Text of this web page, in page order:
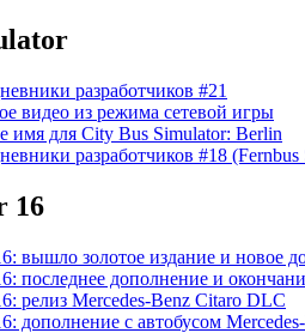
разработчиков #21
видео из режима сетевой игры
имя для City Bus Simulator: Berlin
разработчиков #18
16
вышло золотое издание и новое
последнее дополнение и
релиз Mercedes-Benz Citaro DLC
дополнение с автобусом